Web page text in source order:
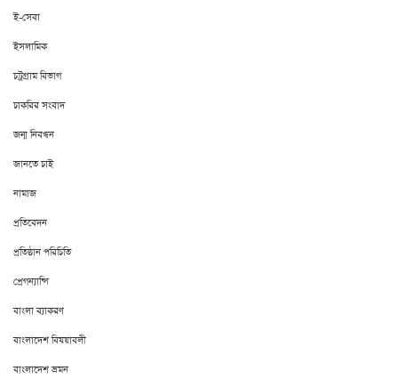
ই-সেবা
ইসলামিক
চট্রগ্রাম বিভাগ
চাকরির সংবাদ
জন্ম নিবন্ধন
জানতে চাই
নামাজ
প্রতিবেদন
প্রতিষ্ঠান পরিচিতি
প্রেগন্যান্সি
বাংলা ব্যাকরণ
বাংলাদেশ বিষয়াবলী
বাংলাদেশ ভ্রমন